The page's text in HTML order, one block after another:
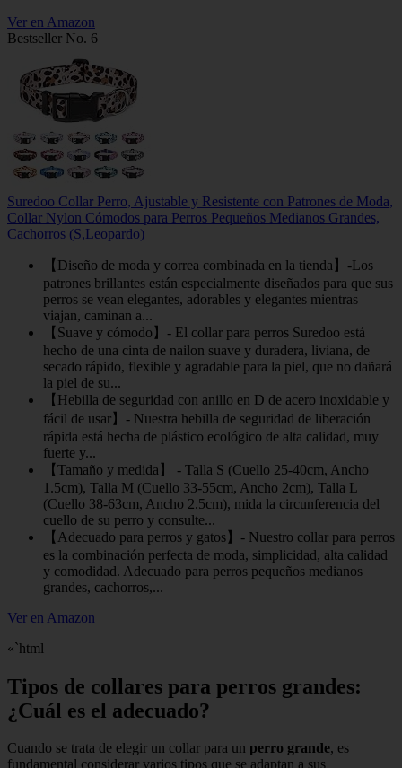
Ver en Amazon
Bestseller No. 6
Suredoo Collar Perro, Ajustable y Resistente con Patrones de Moda,
Collar Nylon Cómodos para Perros Pequeños Medianos Grandes,
Cachorros (S,Leopardo)
【Diseño de moda y correa combinada en la tienda】-Los
patrones brillantes están especialmente diseñados para que sus
perros se vean elegantes, adorables y elegantes mientras
viajan, caminan a...
【Suave y cómodo】- El collar para perros Suredoo está
hecho de una cinta de nailon suave y duradera, liviana, de
secado rápido, flexible y agradable para la piel, que no dañará
la piel de su...
【Hebilla de seguridad con anillo en D de acero inoxidable y
fácil de usar】- Nuestra hebilla de seguridad de liberación
rápida está hecha de plástico ecológico de alta calidad, muy
fuerte y...
【Tamaño y medida】 - Talla S (Cuello 25-40cm, Ancho
1.5cm), Talla M (Cuello 33-55cm, Ancho 2cm), Talla L
(Cuello 38-63cm, Ancho 2.5cm), mida la circunferencia del
cuello de su perro y consulte...
【Adecuado para perros y gatos】- Nuestro collar para perros
es la combinación perfecta de moda, simplicidad, alta calidad
y comodidad. Adecuado para perros pequeños medianos
grandes, cachorros,...
Ver en Amazon
«`html
Tipos de collares para perros grandes:
¿Cuál es el adecuado?
Cuando se trata de elegir un collar para un perro grande, es
fundamental considerar varios tipos que se adaptan a sus